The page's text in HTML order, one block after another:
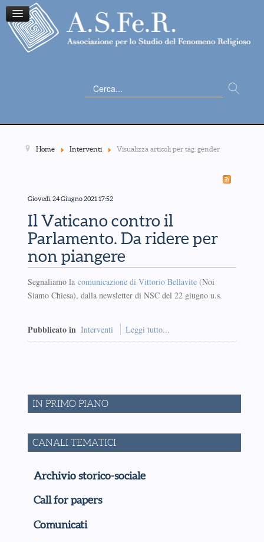
Cerca...
Home Interventi Visualizza articoli per tag: gender
Giovedì, 24 Giugno 2021 17:52
Il Vaticano contro il
Parlamento. Da ridere per
non piangere
Segnaliamo la comunicazione di Vittorio Bellavite(Noi
Siamo Chiesa), dalla newsletter di NSC del 22 giugno u.s.
Pubblicato in Interventi Leggi tutto...
IN PRIMO PIANO
CANALI TEMATICI
Archivio storico-sociale
Call for papers
Comunicati